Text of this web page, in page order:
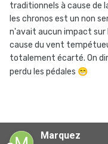
traditionnels à cause de
les chronos est un non
n'avait aucun impact sur
cause du vent
totalement écarté. On
perdu les pédales 😁
Marquez